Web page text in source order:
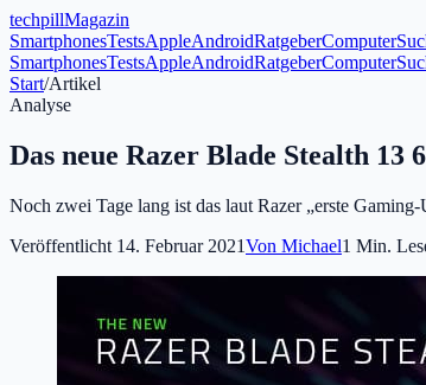
techpillMagazin
SmartphonesTestsAppleAndroidRatgeberComputer
SmartphonesTestsAppleAndroidRatgeberComputer
Start/Artikel
Analyse
Das neue Razer Blade Stealth 13
Noch zwei Tage lang ist das laut Razer „erste
Veröffentlicht 14. Februar 2021Von Michael1 Min.